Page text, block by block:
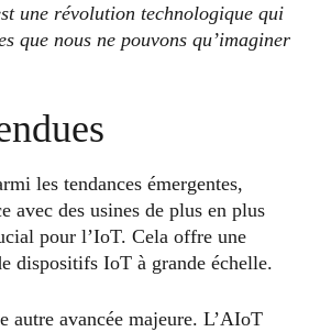
une révolution technologique qui
que nous ne pouvons qu’imaginer
les tendances émergentes,
avec des usines de plus en plus
pour l’IoT. Cela offre une
dispositifs IoT à grande échelle.
autre avancée majeure. L’AIoT